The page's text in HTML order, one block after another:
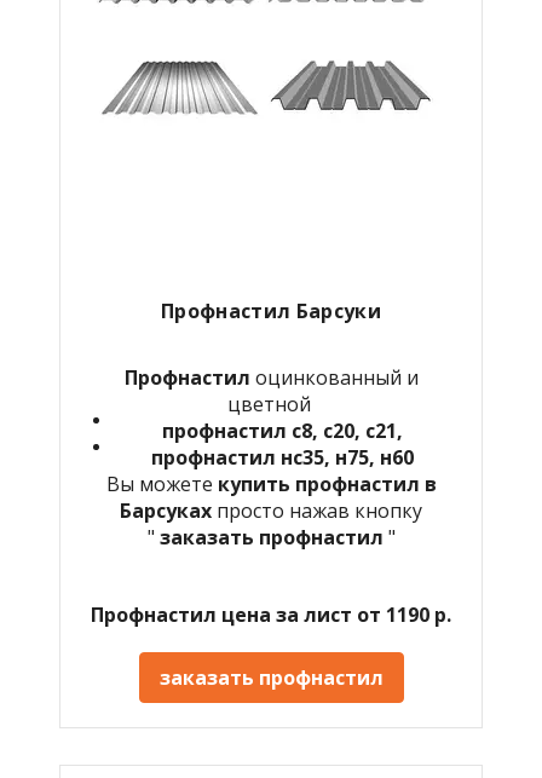
Профнастил Барсуки
Профнастил оцинкованный и
цветной
профнастил с8, с20, с21,
профнастил нс35, н75, н60
Вы можете купить профнастил в
Барсуках просто нажав кнопку
" заказать профнастил "
Профнастил цена за лист от 1190 р.
заказать профнастил